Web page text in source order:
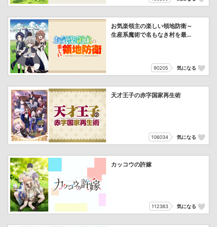
お気楽領主の楽しい領地防衛～
生産系魔術で名もなき村を最強
90205 気になる
天才王子の赤字国家再生術
106034 気になる
カッコウの許嫁
112383 気になる